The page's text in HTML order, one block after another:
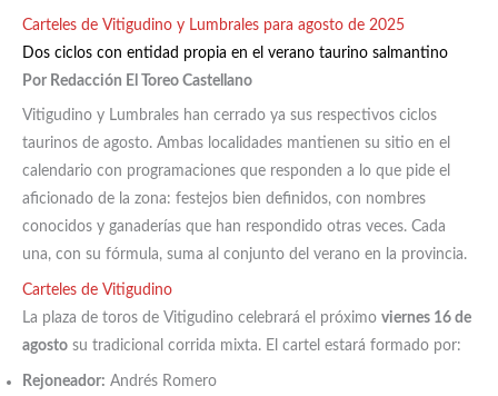
Carteles de Vitigudino y Lumbrales para agosto de 2025
Dos ciclos con entidad propia en el verano taurino salmantino
Por Redacción El Toreo Castellano
Vitigudino y Lumbrales han cerrado ya sus respectivos ciclos
taurinos de agosto. Ambas localidades mantienen su sitio en el
calendario con programaciones que responden a lo que pide el
aficionado de la zona: festejos bien definidos, con nombres
conocidos y ganaderías que han respondido otras veces. Cada
una, con su fórmula, suma al conjunto del verano en la provincia.
Carteles de Vitigudino
La plaza de toros de Vitigudino celebrará el próximo viernes 16 de
agosto su tradicional corrida mixta. El cartel estará formado por:
Rejoneador: Andrés Romero